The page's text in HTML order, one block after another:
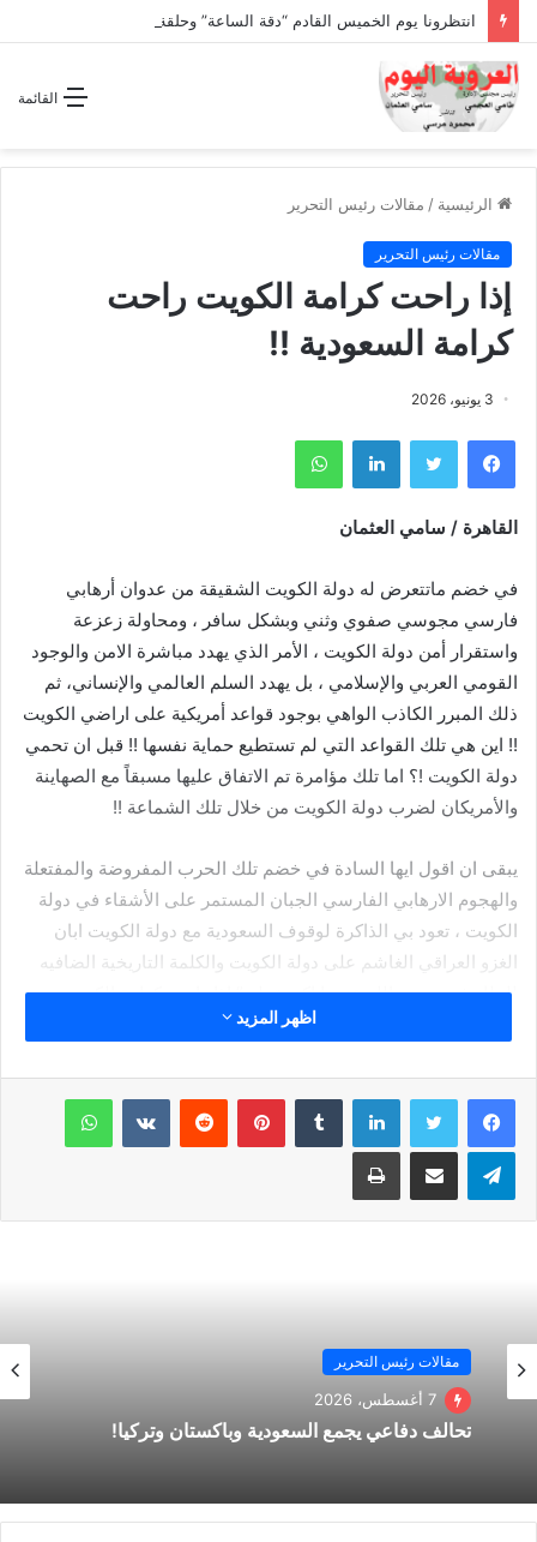
القائمة
الرئيسية / مقالات رئيس التحرير
مقالات رئيس التحرير
إذا راحت كرامة الكويت راحت
كرامة السعودية !!
3 يونيو، 2026
فيسبوك تويتر لينكدإن واتساب
القاهرة / سامي العثمان
في خضم ماتتعرض له دولة الكويت الشقيقة من عدوان أرهابي
فارسي مجوسي صفوي وثني وبشكل سافر ، ومحاولة زعزعة
واستقرار أمن دولة الكويت ، الأمر الذي يهدد مباشرة الامن والوجود
القومي العربي والإسلامي ، بل يهدد السلم العالمي والإنساني، ثم
ذلك المبرر الكاذب الواهي بوجود قواعد أمريكية على اراضي الكويت
!! اين هي تلك القواعد التي لم تستطيع حماية نفسها !! قبل ان تحمي
دولة الكويت !؟ اما تلك مؤامرة تم الاتفاق عليها مسبقاً مع الصهاينة
والأمريكان لضرب دولة الكويت من خلال تلك الشماعة !!
يبقى ان اقول ايها السادة في خضم تلك الحرب المفروضة والمفتعلة
والهجوم الارهابي الفارسي الجبان المستمر على الأشقاء في دولة
الكويت ، تعود بي الذاكرة لوقوف السعودية مع دولة الكويت ابان
الغزو العراقي الغاشم على دولة الكويت والكلمة التاريخية الضافيه
للملك فهد رحمه الله عندما اكد بقوله ” إذا راحت كرامة الكويت
راحت كرامة السعودية” واما تعود الكويت او تذهب ، السعودية
كما اود الاشارة وانا في هذا السياق لتغريدة سافلة منحطه غاية في
القذارة ” إذا كانت صحيحة” حسب ماوصلني ” الشخصية الوهمية
التي تدعى المزروعي وكما تشاهدون !!
اظهر المزيد
لينكدإن بينتيريست واتساب
تيلقرام مشاركة عبر البريد طباعة
مقالات رئيس التحرير
7 أغسطس، 2026
تحالف دفاعي يجمع السعودية وباكستان وتركيا!